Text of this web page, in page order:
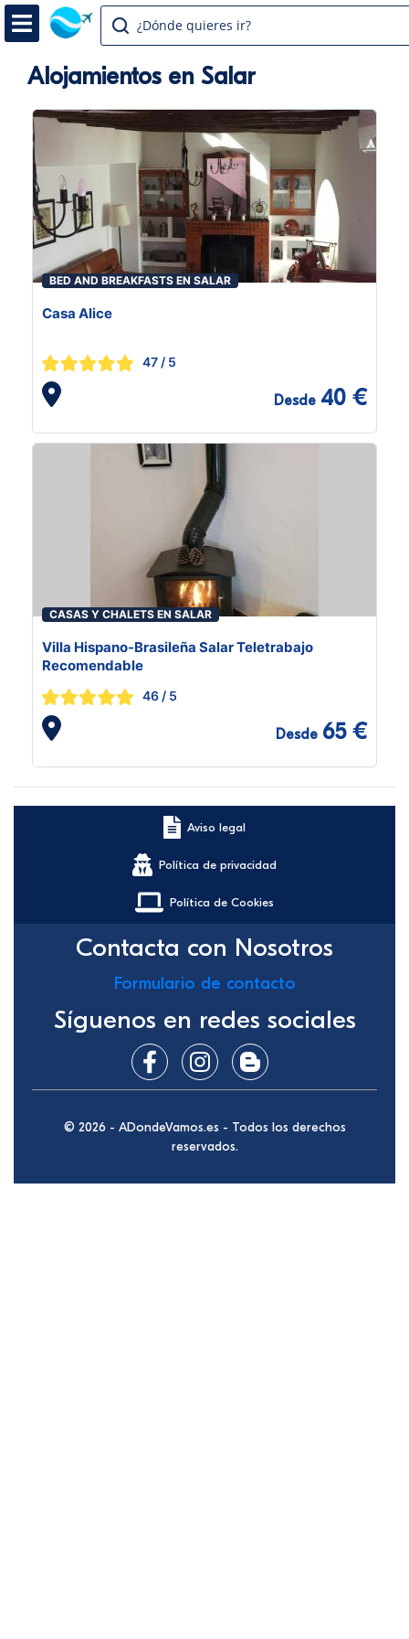
¿Dónde quieres ir?
Alojamientos en Salar
BED AND BREAKFASTS EN SALAR
Casa Alice
47 / 5
Desde 40 €
CASAS Y CHALETS EN SALAR
Villa Hispano-Brasileña Salar Teletrabajo
Recomendable
46 / 5
Desde 65 €
Aviso legal
Política de privacidad
Política de Cookies
Contacta con Nosotros
Formulario de contacto
Síguenos en redes sociales
© 2026 - ADondeVamos.es - Todos los derechos
reservados.